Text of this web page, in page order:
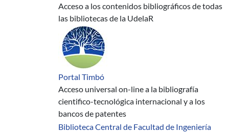
Acceso a los contenidos bibliográficos de todas
las bibliotecas de la UdelaR
Portal Timbó
Acceso universal on-line a la bibliografía
cientifico-tecnológica internacional y a los
bancos de patentes
Biblioteca Central de Facultad de Ingeniería